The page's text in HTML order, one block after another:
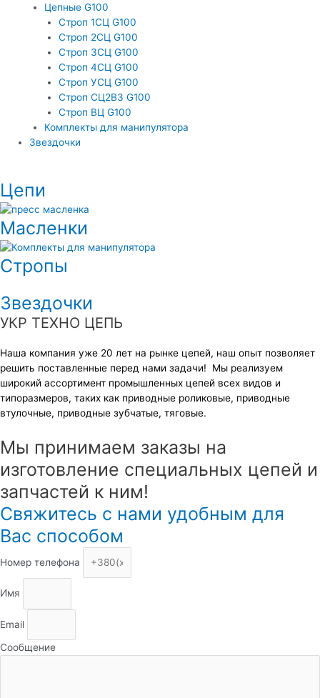
Цепные G100
Строп 1СЦ G100
Строп 2СЦ G100
Строп 3СЦ G100
Строп 4СЦ G100
Строп УСЦ G100
Строп СЦ2ВЗ G100
Строп ВЦ G100
Комплекты для манипулятора
Звездочки
Цепи
Масленки
Стропы
Звездочки
УКР ТЕХНО ЦЕПЬ
Наша компания уже 20 лет на рынке цепей, наш опыт позволяет
решить поставленные перед нами задачи! Мы реализуем
широкий ассортимент промышленных цепей всех видов и
типоразмеров, таких как приводные роликовые, приводные
втулочные, приводные зубчатые, тяговые.
Мы принимаем заказы на
изготовление специальных цепей и
запчастей к ним!
Свяжитесь с нами удобным для
Вас способом
Номер телефона
Имя
Email
Сообщение